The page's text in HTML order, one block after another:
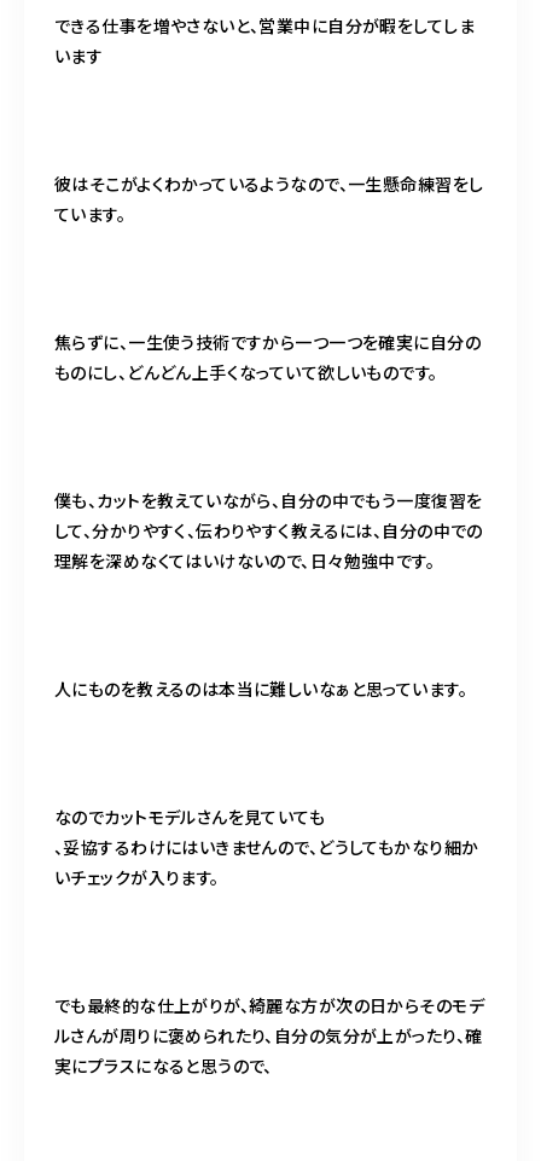
できる仕事を増やさないと、営業中に自分が暇をしてしま
います
彼はそこがよくわかっているようなので、一生懸命練習をし
ています。
焦らずに、一生使う技術ですから一つ一つを確実に自分の
ものにし、どんどん上手くなっていて欲しいものです。
僕も、カットを教えていながら、自分の中でもう一度復習を
して、分かりやすく、伝わりやすく教えるには、自分の中での
理解を深めなくてはいけないので、日々勉強中です。
人にものを教えるのは本当に難しいなぁと思っています。
なのでカットモデルさんを見ていても
、妥協するわけにはいきませんので、どうしてもかなり細か
いチェックが入ります。
でも最終的な仕上がりが、綺麗な方が次の日からそのモデ
ルさんが周りに褒められたり、自分の気分が上がったり、確
実にプラスになると思うので、